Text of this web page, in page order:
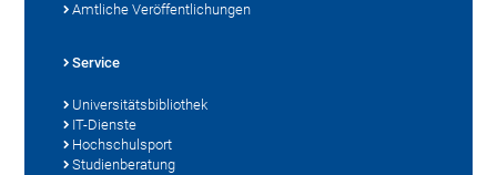
Amtliche Veröffentlichungen
Service
Universitätsbibliothek
IT-Dienste
Hochschulsport
Studienberatung